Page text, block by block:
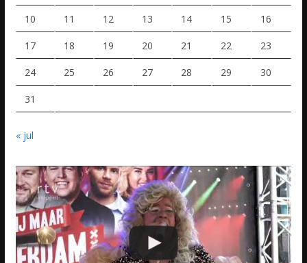
10 11 12 13 14 15 16
17 18 19 20 21 22 23
24 25 26 27 28 29 30
31
« jul